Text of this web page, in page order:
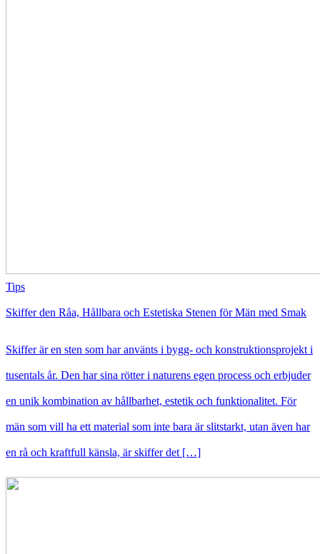
Tips
Skiffer den Råa, Hållbara och Estetiska Stenen för Män med Smak
Skiffer är en sten som har använts i bygg- och konstruktionsprojekt i
tusentals år. Den har sina rötter i naturens egen process och erbjuder
en unik kombination av hållbarhet, estetik och funktionalitet. För
män som vill ha ett material som inte bara är slitstarkt, utan även har
en rå och kraftfull känsla, är skiffer det […]